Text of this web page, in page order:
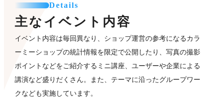
Details
主なイベント内容
イベント内容は毎回異なり、ショップ運営の参考になるカラ
ーミーショップの統計情報を限定で公開したり、写真の撮影
ポイントなどをご紹介するミニ講座、ユーザーや企業による
講演など盛りだくさん。また、テーマに沿ったグループワー
クなども​実施しています。